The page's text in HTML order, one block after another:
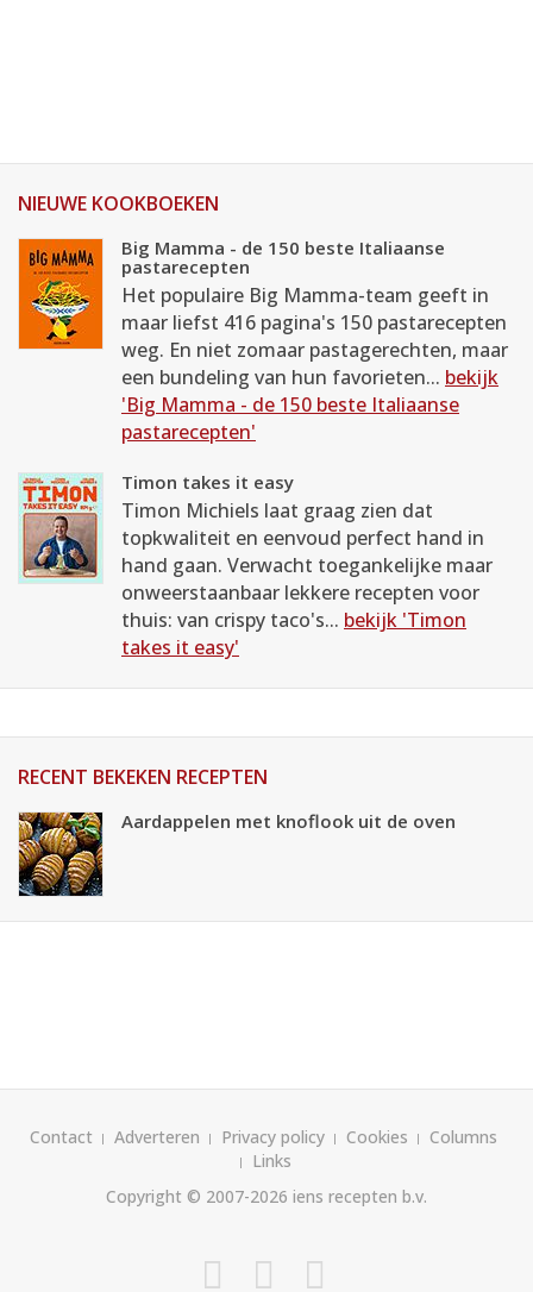
NIEUWE KOOKBOEKEN
Big Mamma - de 150 beste Italiaanse
pastarecepten
Het populaire Big Mamma-team geeft in
maar liefst 416 pagina's 150 pastarecepten
weg. En niet zomaar pastagerechten, maar
een bundeling van hun favorieten... bekijk
'Big Mamma - de 150 beste Italiaanse
pastarecepten'
Timon takes it easy
Timon Michiels laat graag zien dat
topkwaliteit en eenvoud perfect hand in
hand gaan. Verwacht toegankelijke maar
onweerstaanbaar lekkere recepten voor
thuis: van crispy taco's... bekijk 'Timon
takes it easy'
RECENT BEKEKEN RECEPTEN
Aardappelen met knoflook uit de oven
Contact Adverteren Privacy policy Cookies
Columns
Links
Copyright © 2007-2026 iens recepten b.v.